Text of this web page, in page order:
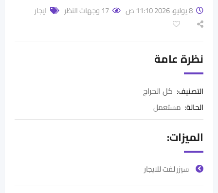
8 يوليو، 2026 11:10 ص 17 وجهات النظر ايجار
نظرة عامة
التصنيف: كل الحراج
الحالة: مستعمل
الميزات:
سيزر لفت للايجار